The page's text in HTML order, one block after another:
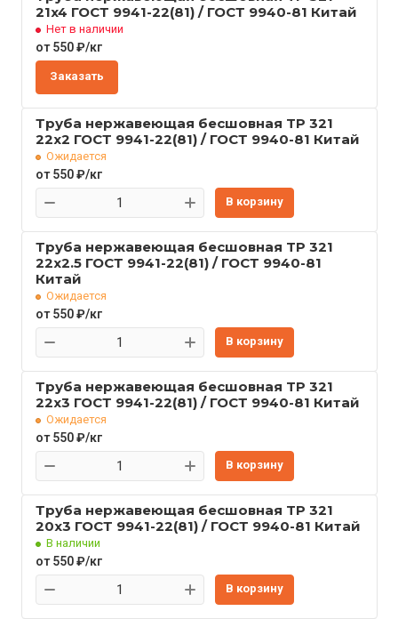
21x4 ГОСТ 9941-22(81) / ГОСТ 9940-81 Китай
Нет в наличии
от 550 ₽/кг
Заказать
Труба нержавеющая бесшовная TP 321
22x2 ГОСТ 9941-22(81) / ГОСТ 9940-81 Китай
Ожидается
от 550 ₽/кг
В корзину
Труба нержавеющая бесшовная TP 321
22x2.5 ГОСТ 9941-22(81) / ГОСТ 9940-81
Китай
Ожидается
от 550 ₽/кг
В корзину
Труба нержавеющая бесшовная TP 321
22x3 ГОСТ 9941-22(81) / ГОСТ 9940-81 Китай
Ожидается
от 550 ₽/кг
В корзину
Труба нержавеющая бесшовная TP 321
20x3 ГОСТ 9941-22(81) / ГОСТ 9940-81 Китай
В наличии
от 550 ₽/кг
В корзину